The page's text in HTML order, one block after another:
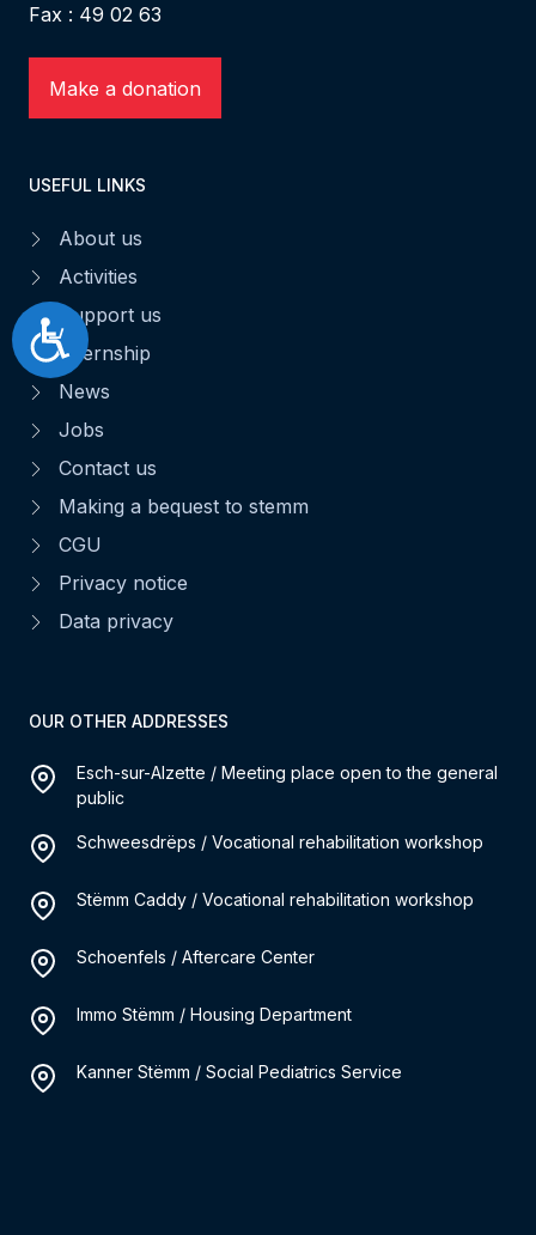
Accessibilité
Fax : 49 02 63
Make a donation
USEFUL LINKS
About us
Activities
Support us
Internship
News
Jobs
Contact us
Making a bequest to stemm
CGU
Privacy notice
Data privacy
OUR OTHER ADDRESSES
Esch-sur-Alzette / Meeting place open to the general
public
Schweesdrëps / Vocational rehabilitation workshop
Stëmm Caddy / Vocational rehabilitation workshop
Schoenfels / Aftercare Center
Immo Stëmm / Housing Department
Kanner Stëmm / Social Pediatrics Service